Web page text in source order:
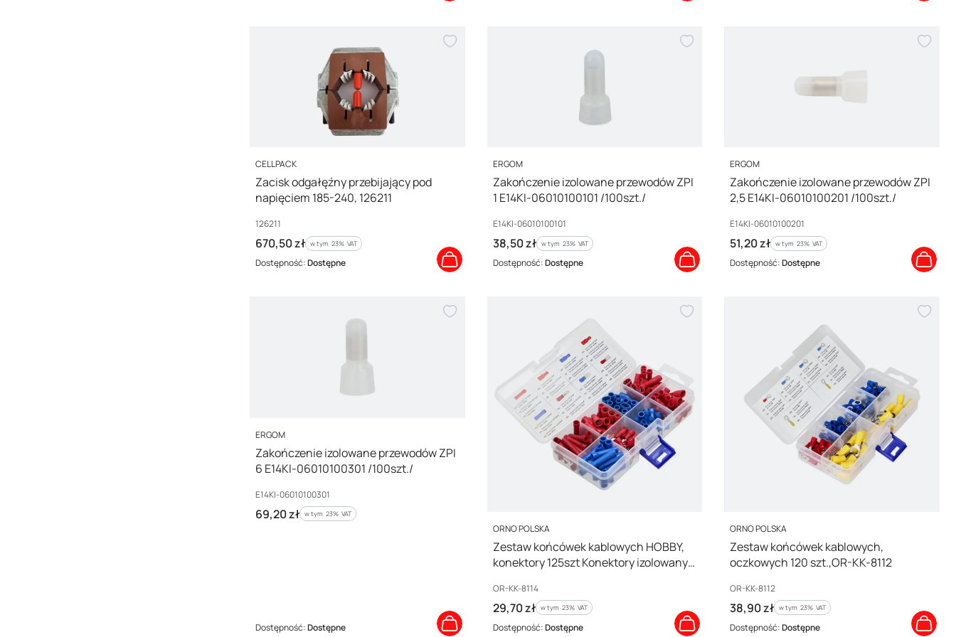
PRODUCENT
CELLPACK
Zacisk odgałęźny przebijający pod
napięciem 185-240, 126211
Kod producenta
126211
Cena brutto
670,50 zł w tym %s VAT
w tym 23% VAT
Dostępność:Dostępne
PRODUCENT
ERGOM
Zakończenie izolowane przewodów ZPI
1 E14KI-06010100101 /100szt./
Kod producenta
E14KI-06010100101
Cena brutto
38,50 zł w tym %s VAT
w tym 23% VAT
Dostępność:Dostępne
PRODUCENT
ERGOM
Zakończenie izolowane przewodów ZPI
2,5 E14KI-06010100201 /100szt./
Kod producenta
E14KI-06010100201
Cena brutto
51,20 zł w tym %s VAT
w tym 23% VAT
Dostępność:Dostępne
PRODUCENT
ERGOM
Zakończenie izolowane przewodów ZPI
6 E14KI-06010100301 /100szt./
Kod producenta
E14KI-06010100301
Cena brutto
69,20 zł w tym %s VAT
w tym 23% VAT
Dostępność:Dostępne
PRODUCENT
ORNO POLSKA
Zestaw końcówek kablowych HOBBY,
konektory 125szt Konektory izolowany:
izolowana 20x1mm2,OR-KK-8114
Kod producenta
OR-KK-8114
Cena brutto
29,70 zł w tym %s VAT
w tym 23% VAT
Dostępność:Dostępne
PRODUCENT
ORNO POLSKA
Zestaw końcówek kablowych,
oczkowych 120 szt.,OR-KK-8112
Kod producenta
OR-KK-8112
Cena brutto
38,90 zł w tym %s VAT
w tym 23% VAT
Dostępność:Dostępne